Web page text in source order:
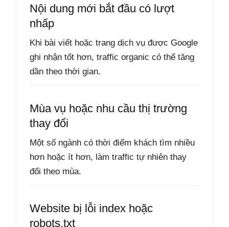
Nội dung mới bắt đầu có lượt
nhấp
Khi bài viết hoặc trang dịch vụ được Google
ghi nhận tốt hơn, traffic organic có thể tăng
dần theo thời gian.
Mùa vụ hoặc nhu cầu thị trường
thay đổi
Một số ngành có thời điểm khách tìm nhiều
hơn hoặc ít hơn, làm traffic tự nhiên thay
đổi theo mùa.
Website bị lỗi index hoặc
robots.txt